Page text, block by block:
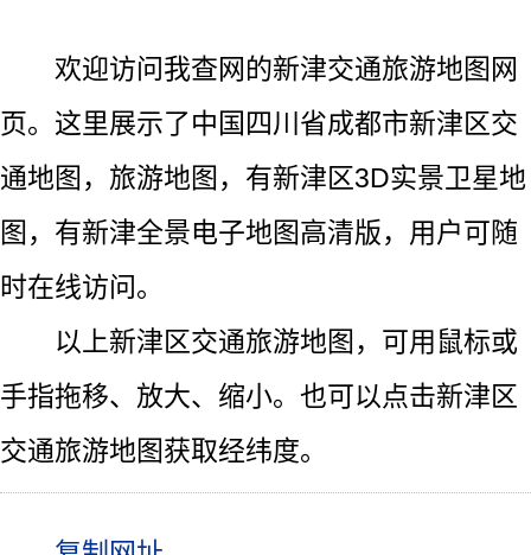
欢迎访问我查网的新津交通旅游地图网
页。这里展示了中国四川省成都市新津区交
通地图，旅游地图，有新津区3D实景卫星地
图，有新津全景电子地图高清版，用户可随
时在线访问。
以上新津区交通旅游地图，可用鼠标或
手指拖移、放大、缩小。也可以点击新津区
交通旅游地图获取经纬度。